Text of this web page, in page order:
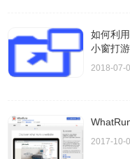
如何利
小窗打
2018-07-
2017-10-